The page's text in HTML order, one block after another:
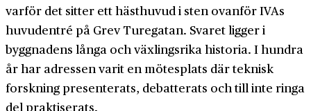
varför det sitter ett hästhuvud i sten ovanför IVAs
huvudentré på Grev Turegatan. Svaret ligger i
byggnadens långa och växlingsrika historia. I hundra
år har adressen varit en mötesplats där teknisk
forskning presenterats, debatterats och till inte ringa
del praktiserats.